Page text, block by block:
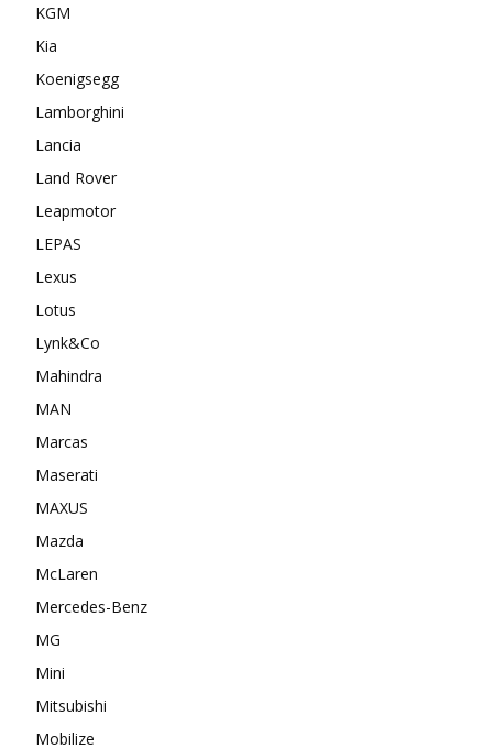
KGM
Kia
Koenigsegg
Lamborghini
Lancia
Land Rover
Leapmotor
LEPAS
Lexus
Lotus
Lynk&Co
Mahindra
MAN
Marcas
Maserati
MAXUS
Mazda
McLaren
Mercedes-Benz
MG
Mini
Mitsubishi
Mobilize